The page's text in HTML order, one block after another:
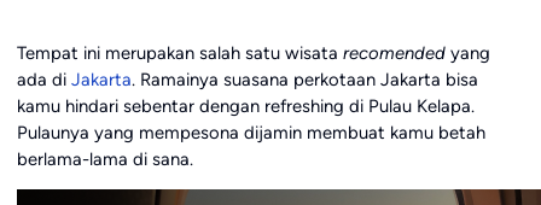
Tempat ini merupakan salah satu wisata recomendedyang
ada di Jakarta. Ramainya suasana perkotaan Jakarta bisa
kamu hindari sebentar dengan refreshing di Pulau Kelapa.
Pulaunya yang mempesona dijamin membuat kamu betah
berlama-lama di sana.